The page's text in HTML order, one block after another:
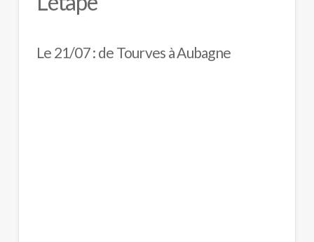
Le 21/07 : de Tourves à Aubagne